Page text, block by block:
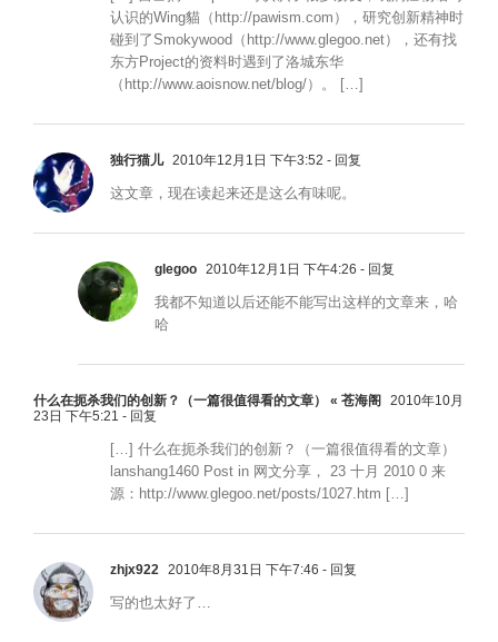
认识的Wing貓（http://pawism.com），研究创新精神时
碰到了Smokywood（http://www.glegoo.net），还有找
东方Project的资料时遇到了洛城东华
（http://www.aoisnow.net/blog/）。 […]
独行猫儿 2010年12月1日 下午3:52 - 回复
这文章，现在读起来还是这么有味呢。
glegoo 2010年12月1日 下午4:26 - 回复
我都不知道以后还能不能写出这样的文章来，哈
哈
什么在扼杀我们的创新？（一篇很值得看的文章） « 苍海阁 2010年10月
23日 下午5:21 - 回复
[…] 什么在扼杀我们的创新？（一篇很值得看的文章）
lanshang1460 Post in 网文分享， 23 十月 2010 0 来
源：http://www.glegoo.net/posts/1027.htm […]
zhjx922 2010年8月31日 下午7:46 - 回复
写的也太好了…